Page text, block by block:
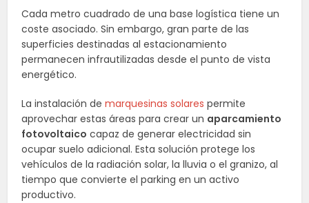
Cada metro cuadrado de una base logística tiene un
coste asociado. Sin embargo, gran parte de las
superficies destinadas al estacionamiento
permanecen infrautilizadas desde el punto de vista
energético.
La instalación demarquesinas solares permite
aprovechar estas áreas para crear un aparcamiento
fotovoltaico capaz de generar electricidad sin
ocupar suelo adicional. Esta solución protege los
vehículos de la radiación solar, la lluvia o el granizo, al
tiempo que convierte el parking en un activo
productivo.